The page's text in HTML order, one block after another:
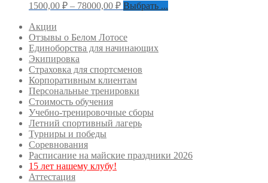
1500,00 ₽ – 78000,00 ₽ Выбрать ...
Акции
Отзывы о Белом Лотосе
Единоборства для начинающих
Экипировка
Страховка для спортсменов
Корпоративным клиентам
Персональные тренировки
Стоимость обучения
Учебно-тренировочные сборы
Летний спортивный лагерь
Турниры и победы
Соревнования
Расписание на майские праздники 2026
15 лет нашему клубу!
Аттестация